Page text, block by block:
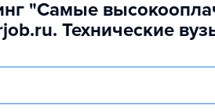
"Самые
Технические